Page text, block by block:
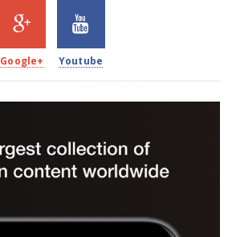
203
SHARES
Google+
620
SHARES
Youtube